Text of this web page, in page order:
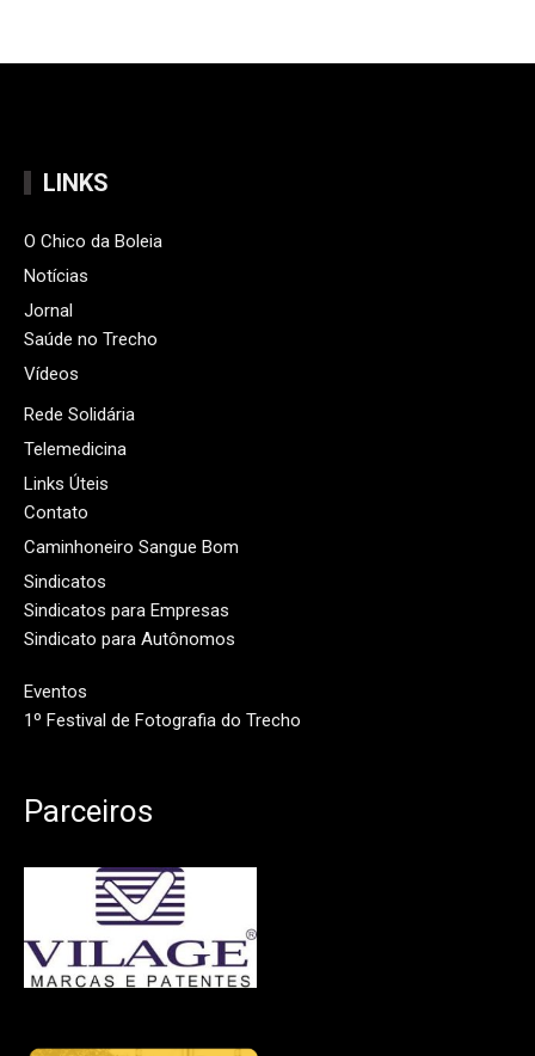
LINKS
O Chico da Boleia
Notícias
Jornal
Saúde no Trecho
Vídeos
Rede Solidária
Telemedicina
Links Úteis
Contato
Caminhoneiro Sangue Bom
Sindicatos
Sindicatos para Empresas
Sindicato para Autônomos
Eventos
1º Festival de Fotografia do Trecho
Parceiros